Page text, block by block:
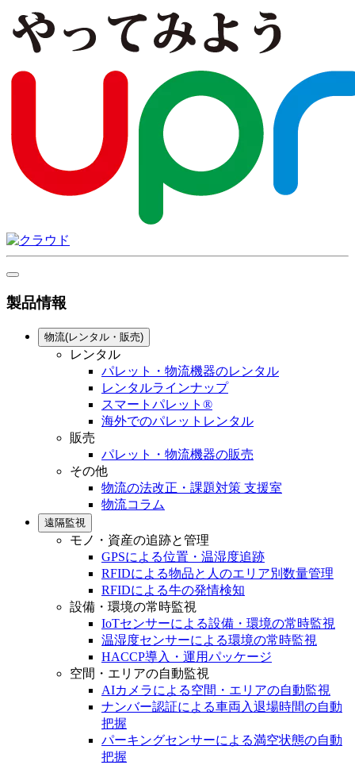
製品情報
物流(レンタル・販売)
レンタル
パレット・物流機器のレンタル
レンタルラインナップ
スマートパレット®
海外でのパレットレンタル
販売
パレット・物流機器の販売
その他
物流の法改正・課題対策 支援室
物流コラム
遠隔監視
モノ・資産の追跡と管理
GPSによる位置・温湿度追跡
RFIDによる物品と人のエリア別数量管理
RFIDによる牛の発情検知
設備・環境の常時監視
IoTセンサーによる設備・環境の常時監視
温湿度センサーによる環境の常時監視
HACCP導入・運用パッケージ
空間・エリアの自動監視
AIカメラによる空間・エリアの自動監視
ナンバー認証による車両入退場時間の自動
把握
パーキングセンサーによる満空状態の自動
把握